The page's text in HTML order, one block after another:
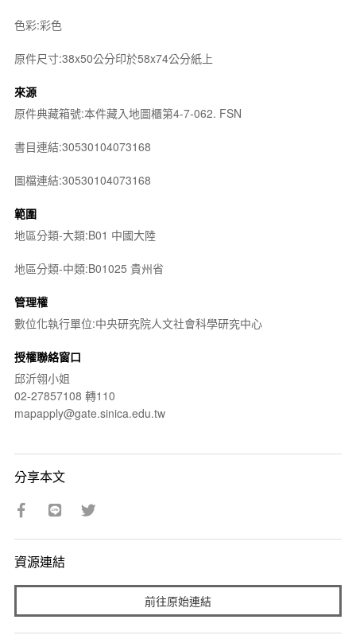
色彩:彩色
原件尺寸:38x50公分印於58x74公分紙上
來源
原件典藏箱號:本件藏入地圖櫃第4-7-062. FSN
書目連結:30530104073168
圖檔連結:30530104073168
範圍
地區分類-大類:B01 中國大陸
地區分類-中類:B01025 貴州省
管理權
數位化執行單位:中央研究院人文社會科學研究中心
授權聯絡窗口
邱沂翎小姐
02-27857108 轉110
mapapply@gate.sinica.edu.tw
分享本文
資源連結
前往原始連結